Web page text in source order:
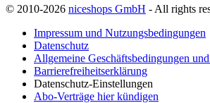
© 2010-2026 niceshops GmbH - All rights
Impressum und Nutzungsbedingungen
Datenschutz
Allgemeine Geschäftsbedingungen
Barrierefreiheitserklärung
Datenschutz-Einstellungen
Abo-Verträge hier kündigen